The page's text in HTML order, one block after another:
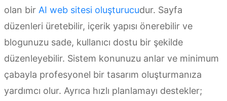
olan bir AI web sitesi oluşturucudur. Sayfa
düzenleri üretebilir, içerik yapısı önerebilir ve
blogunuzu sade, kullanıcı dostu bir şekilde
düzenleyebilir. Sistem konunuzu anlar ve minimum
çabayla profesyonel bir tasarım oluşturmanıza
yardımcı olur. Ayrıca hızlı planlamayı destekler;